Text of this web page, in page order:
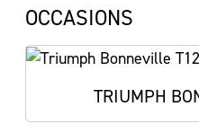
OCCASIONS
TRIUMPH